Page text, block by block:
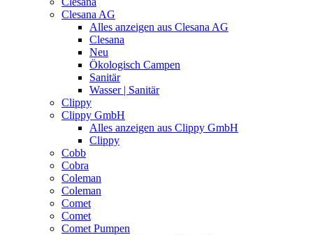
Clesana AG
Alles anzeigen aus Clesana AG
Clesana
Neu
Ökologisch Campen
Sanitär
Wasser | Sanitär
Clippy
Clippy GmbH
Alles anzeigen aus Clippy GmbH
Clippy
Cobb
Cobra
Coleman
Coleman
Comet
Comet
Comet Pumpen